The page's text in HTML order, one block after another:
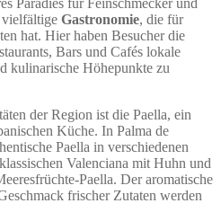
Paradies für Feinschmecker und
vielfältige Gastronomie, die für
hat. Hier haben Besucher die
Bars und Cafés lokale
kulinarische Höhepunkte zu
der Region ist die Paella, ein
Küche. In Palma de
Paella in verschiedenen
Valenciana mit Huhn und
Paella. Der aromatische
frischer Zutaten werden